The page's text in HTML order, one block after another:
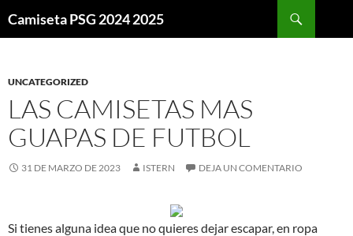
Camiseta PSG 2024 2025
UNCATEGORIZED
LAS CAMISETAS MAS
GUAPAS DE FUTBOL
31 DE MARZO DE 2023 ISTERN DEJA UN COMENTARIO
Si tienes alguna idea que no quieres dejar escapar, en ropa